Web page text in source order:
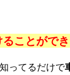
ことができ
ってるだけで